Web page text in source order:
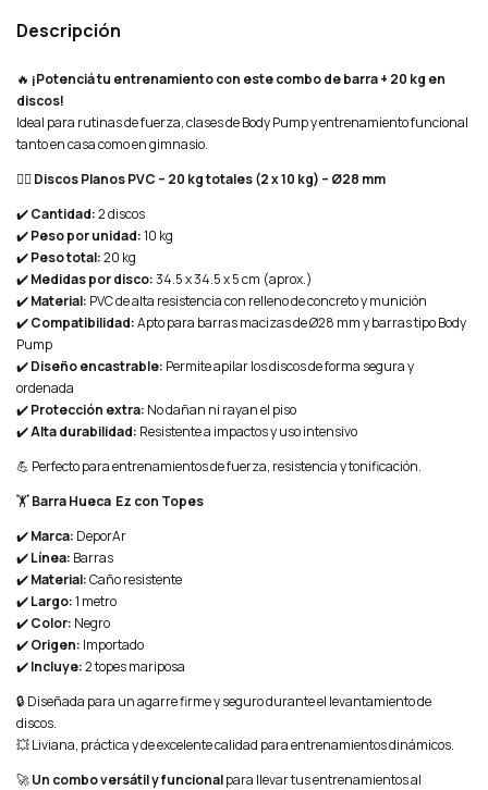
Descripción
🔥 ¡Potenciá tu entrenamiento con este combo de barra + 20 kg en
discos!
Ideal para rutinas de fuerza, clases de Body Pump y entrenamiento funcional
tanto en casa como en gimnasio.
🏋️‍♂️ Discos Planos PVC – 20 kg totales (2 x 10 kg) – Ø28 mm
✔️Cantidad:2 discos
✔️Peso por unidad:10 kg
✔️Peso total:20 kg
✔️Medidas por disco:34.5 x 34.5 x 5 cm (aprox.)
✔️Material: PVC de alta resistencia con relleno de concreto y munición
✔️Compatibilidad:Apto para barras macizas de Ø28 mm y barras tipo Body
Pump
✔️Diseño encastrable: Permite apilar los discos de forma segura y
ordenada
✔️Protección extra: No dañan ni rayan el piso
✔️Alta durabilidad: Resistente a impactos y uso intensivo
💪 Perfecto para entrenamientos de fuerza, resistencia y tonificación.
🏋️Barra Hueca Ez con Topes
✔️Marca: DeporAr
✔️Línea: Barras
✔️Material:Caño resistente
✔️Largo:1 metro
✔️Color: Negro
✔️Origen: Importado
✔️Incluye:2 topes mariposa
🔒 Diseñada para un agarre firme y seguro durante el levantamiento de
discos.
💥 Liviana, práctica y de excelente calidad para entrenamientos dinámicos.
🚀Un combo versátil y funcionalpara llevar tus entrenamientos al